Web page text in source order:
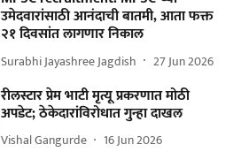
उमेदवारांसाठी आनंदाची बातमी, आता फक्त
२१ दिवसांत लागणार निकाल
Surabhi Jayashree Jagdish 27 Jun 2026
रीलस्टार प्रेम भाटी मृत्यू प्रकरणात मोठी
अपडेट; ठेकेदारांविरोधात गुन्हा दाखल
Vishal Gangurde 16 Jun 2026